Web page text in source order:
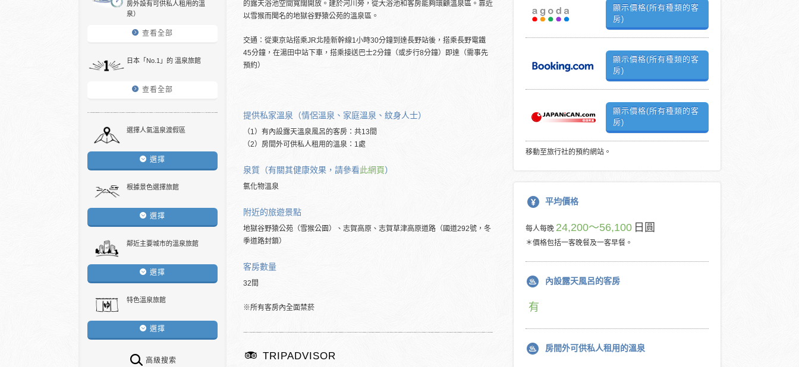
房外設有可供私人租用的溫
泉）
查看全部
日本「No.1」的 溫泉旅館
查看全部
選擇人氣溫泉渡假區
選擇
根據景色選擇旅館
選擇
鄰近主要城市的溫泉旅館
選擇
特色溫泉旅館
選擇
高級搜索
的露天浴池空間寬闊開放。建於河川旁，從大浴池和客房能夠環顧溫泉區。靠近
以雪猴而聞名的地獄谷野猿公苑的溫泉區。
交通：從東京站搭乘JR北陸新幹線1小時30分鐘到達長野站後，搭乘長野電鐵
45分鐘，在湯田中站下車，搭乘接送巴士2分鐘（或步行8分鐘）即達（需事先
預約）
提供私家溫泉（情侶溫泉、家庭溫泉、紋身人士）
（1）有內設露天溫泉風呂的客房：共13間
（2）房間外可供私人租用的溫泉：1處
泉質（有關其健康效果，請參看此網頁）
氯化物溫泉
附近的旅遊景點
地獄谷野猿公苑（雪猴公園）、志賀高原、志賀草津高原道路（國道292號，冬
季道路封鎖）
客房數量
32間
※所有客房內全面禁菸
TRIPADVISOR
顯示價格(所有種類的客
房)
顯示價格(所有種類的客
房)
顯示價格(所有種類的客
房)
移動至旅行社的預約網站。
平均價格
每人每晚 24,200～56,100 日圓
＊價格包括一客晚餐及一客早餐。
內設露天風呂的客房
有
房間外可供私人租用的溫泉